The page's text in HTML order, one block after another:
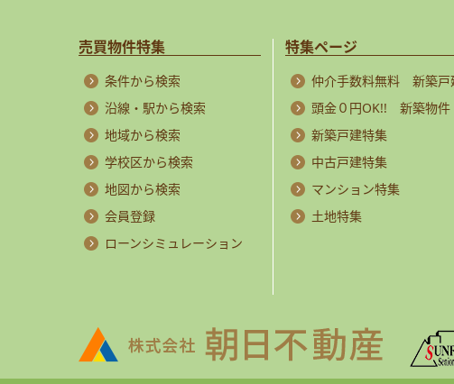
売買物件特集
条件から検索
沿線・駅から検索
地域から検索
学校区から検索
地図から検索
会員登録
ローンシミュレーション
特集ページ
仲介手数料無料 新築戸
頭金０円OK!! 新築物件
新築戸建特集
中古戸建特集
マンション特集
土地特集